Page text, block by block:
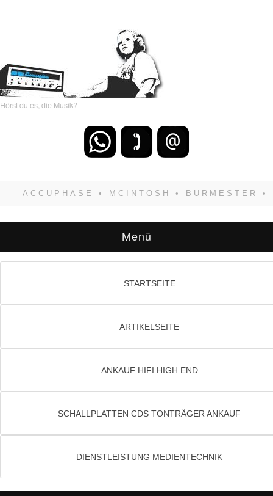
Hörst du es, die Musik?
zwangsläufig siegen! Und noch was: Hifi
Menü
STARTSEITE
ARTIKELSEITE
ANKAUF HIFI HIGH END
SCHALLPLATTEN CDS TONTRÄGER ANKAUF
DIENSTLEISTUNG MEDIENTECHNIK